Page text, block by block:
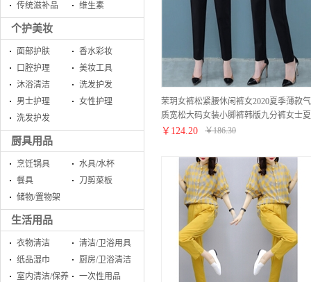
传统滋补品 维生素
个护美妆
面部护肤
香水彩妆
口腔护理
美妆工具
沐浴清洁
洗发护发
男士护理
女性护理
洗发护发
厨具用品
烹饪锅具
水具/水杯
餐具
刀剪菜板
储物/置物架
生活用品
衣物清洁
清洁/卫浴用具
纸品湿巾
厨房/卫浴清洁
室内清洁/保养
一次性用品
茉玥女裤松紧腰休闲裤女2020夏季薄款气
质宽松大码女装小脚裤韩版九分裤女士夏
装黑色裤子哈伦裤 黑色 请拍下正确尺码
￥ 124.20 ￥186.30